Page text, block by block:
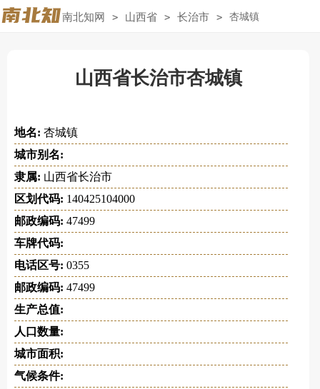
南北知网 > 山西省 > 长治市 > 杏城镇
山西省长治市杏城镇
地名: 杏城镇
城市别名:
隶属: 山西省长治市
区划代码: 140425104000
邮政编码: 47499
车牌代码:
电话区号: 0355
邮政编码: 47499
生产总值:
人口数量:
城市面积:
气候条件: